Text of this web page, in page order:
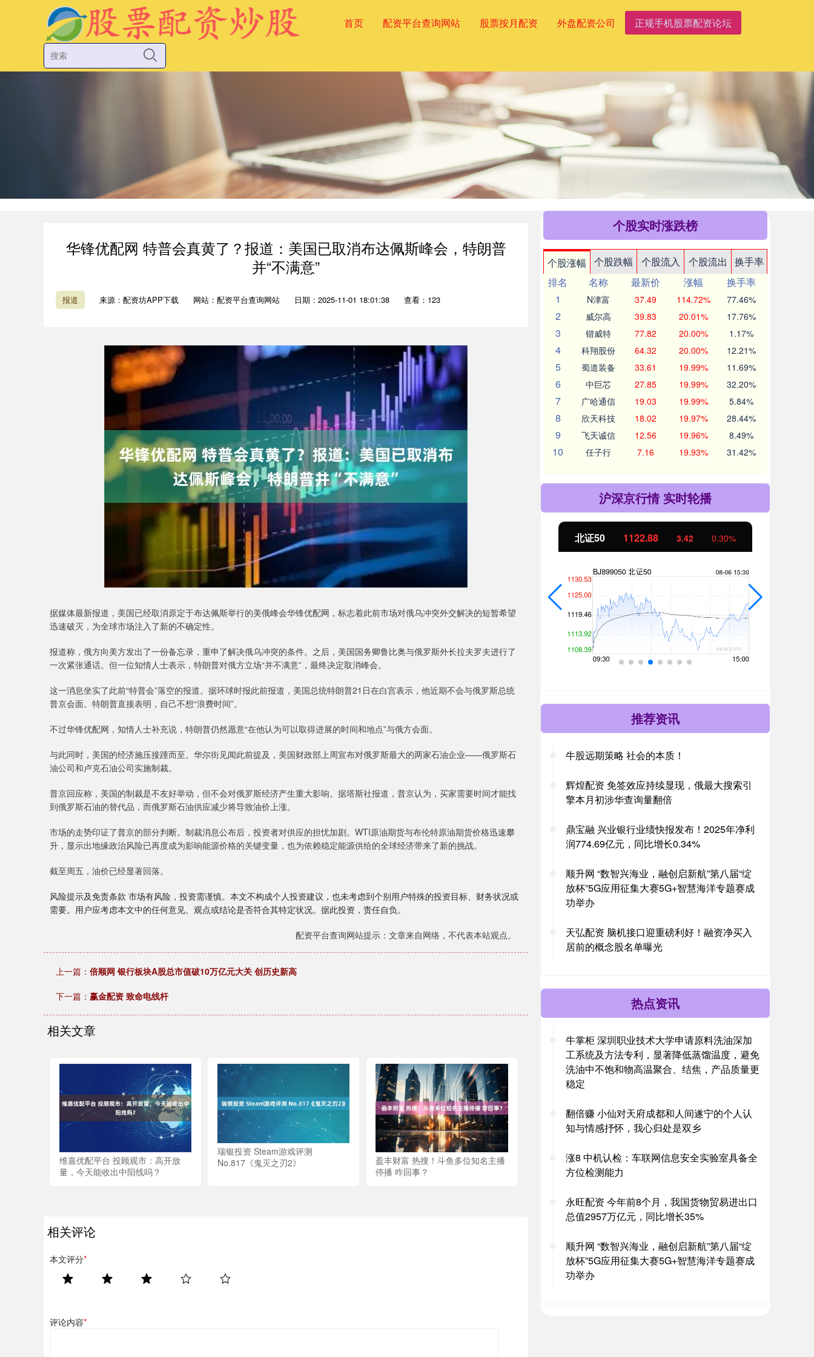
首页 配资平台查询网站 股票按月配资 外盘配资公司 正规手机股票配资论坛
华锋优配网 特普会真黄了？报道：美国已取消布达佩斯峰会，特朗普
并“不满意”
报道 来源：配资坊APP下载 网站：配资平台查询网站 日期：2025-11-01 18:01:38 查看：123
据媒体最新报道，美国已经取消原定于布达佩斯举行的美俄峰会华锋优配网，标志着此前市场对俄乌冲突外交解决的短暂希望
迅速破灭，为全球市场注入了新的不确定性。
报道称，俄方向美方发出了一份备忘录，重申了解决俄乌冲突的条件。之后，美国国务卿鲁比奥与俄罗斯外长拉夫罗夫进行了
一次紧张通话。但一位知情人士表示，特朗普对俄方立场“并不满意”，最终决定取消峰会。
这一消息坐实了此前“特普会”落空的报道。据环球时报此前报道，美国总统特朗普21日在白宫表示，他近期不会与俄罗斯总统
普京会面。特朗普直接表明，自己不想“浪费时间”。
不过华锋优配网，知情人士补充说，特朗普仍然愿意“在他认为可以取得进展的时间和地点”与俄方会面。
与此同时，美国的经济施压接踵而至。华尔街见闻此前提及，美国财政部上周宣布对俄罗斯最大的两家石油企业——俄罗斯石
油公司和卢克石油公司实施制裁。
普京回应称，美国的制裁是不友好举动，但不会对俄罗斯经济产生重大影响。据塔斯社报道，普京认为，买家需要时间才能找
到俄罗斯石油的替代品，而俄罗斯石油供应减少将导致油价上涨。
市场的走势印证了普京的部分判断。制裁消息公布后，投资者对供应的担忧加剧。WTI原油期货与布伦特原油期货价格迅速攀
升，显示出地缘政治风险已再度成为影响能源价格的关键变量，也为依赖稳定能源供给的全球经济带来了新的挑战。
截至周五，油价已经显著回落。
风险提示及免责条款 市场有风险，投资需谨慎。本文不构成个人投资建议，也未考虑到个别用户特殊的投资目标、财务状况或
需要。用户应考虑本文中的任何意见、观点或结论是否符合其特定状况。据此投资，责任自负。
配资平台查询网站提示：文章来自网络，不代表本站观点。
上一篇： 倍顺网 银行板块A股总市值破10万亿元大关 创历史新高
下一篇： 赢金配资 致命电线杆
相关文章
维嘉优配平台 投顾观市：高开放
量，今天能收出中阳线吗？
瑞银投资 Steam游戏评测
No.817《鬼灭之刃2》
盈丰财富 热搜！斗鱼多位知名主播
停播 咋回事？
相关评论
本文评分*
评论内容*
个股实时涨跌榜
个股涨幅 个股跌幅 个股流入 个股流出
换手率
排名
名称 最新价 涨幅
换手率
1
N津富 37.49 114.72% 77.46%
2 威尔高 39.83 20.01% 17.76%
3 锴威特 77.82 20.00% 1.17%
4 科翔股份 64.32 20.00% 12.21%
5 蜀道装备 33.61 19.99% 11.69%
6 中巨芯 27.85 19.99% 32.20%
7 广哈通信 19.03 19.99% 5.84%
8 欣天科技 18.02 19.97% 28.44%
9 飞天诚信 12.56 19.96% 8.49%
10 任子行 7.16 19.93% 31.42%
沪深京行情 实时轮播
-34.08 -0.24% 沪深300 4651.31 北证50 1122.88 3.42 0.30%
推荐资讯
牛股远期策略 社会的本质！
辉煌配资 免签效应持续显现，俄最大搜索引
擎本月初涉华查询量翻倍
鼎宝融 兴业银行业绩快报发布！2025年净利
润774.69亿元，同比增长0.34%
顺升网 “数智兴海业，融创启新航”第八届“绽
放杯”5G应用征集大赛5G+智慧海洋专题赛成
功举办
天弘配资 脑机接口迎重磅利好！融资净买入
居前的概念股名单曝光
热点资讯
牛掌柜 深圳职业技术大学申请原料洗油深加
工系统及方法专利，显著降低蒸馏温度，避免
洗油中不饱和物高温聚合、结焦，产品质量更
稳定
翻倍赚 小仙对天府成都和人间遂宁的个人认
知与情感抒怀，我心归处是双乡
涨8 中机认检：车联网信息安全实验室具备全
方位检测能力
永旺配资 今年前8个月，我国货物贸易进出口
总值2957万亿元，同比增长35%
顺升网 “数智兴海业，融创启新航”第八届“绽
放杯”5G应用征集大赛5G+智慧海洋专题赛成
功举办